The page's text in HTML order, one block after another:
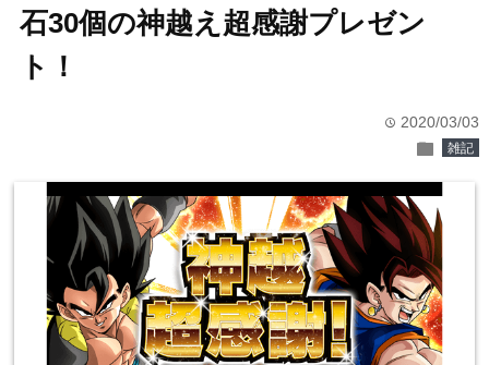
石30個の神越え超感謝プレゼン
ト！
time 2020/03/03
folder 雑記